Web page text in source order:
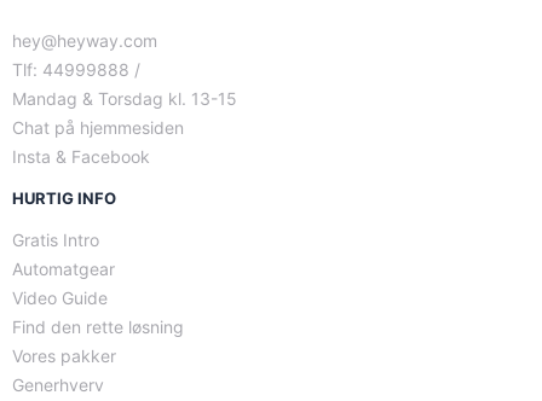
hey@heyway.com
Tlf: 44999888 /
Mandag & Torsdag kl. 13-15
Chat på hjemmesiden
Insta & Facebook
HURTIG INFO
Gratis Intro
Automatgear
Video Guide
Find den rette løsning
Vores pakker
Generhverv